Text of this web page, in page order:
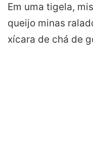
Em uma tigela,
queijo minas
xícara de chá de